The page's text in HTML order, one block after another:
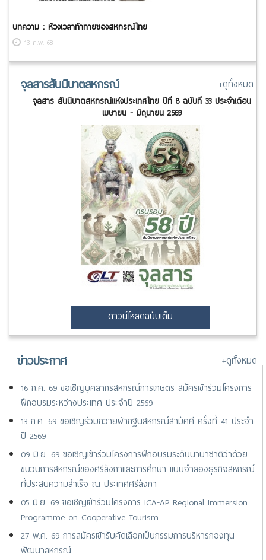
บทความ : ห้วงเวลาท้าทายของสหกรณ์ไทย
13 ก.พ. 68
จุลสารสันนิบาตสหกรณ์ +ดูทั้งหมด
จุลสาร สันนิบาตสหกรณ์แห่งประเทศไทย ปีที่ 8 ฉบับที่ 33 ประจำเดือน
เมษายน - มิถุนายน 2569
ดาวน์โหลดฉบับเต็ม
ข่าวประกาศ
+ดูทั้งหมด
16 ก.ค. 69 ขอเชิญบุคลากรสหกรณ์การเกษตร สมัครเข้าร่วมโครงการ
ฝึกอบรมระหว่างประเทศ ประจำปี 2569
13 ก.ค. 69 ขอเชิญร่วมถวายผ้ากฐินสหกรณ์สามัคคี ครั้งที่ 41 ประจำ
ปี 2569
09 มิ.ย. 69 ขอเชิญเข้าร่วมโครงการฝึกอบรมระดับนานาชาติว่าด้วย
ขบวนการสหกรณ์ของศรีลังกาและการศึกษา แบบจำลองธุรกิจสหกรณ์
ที่ประสบความสำเร็จ ณ ประเทศศรีลังกา
05 มิ.ย. 69 ขอเชิญเข้าร่วมโครงการ ICA-AP Regional Immersion
Programme on Cooperative Tourism
27 พ.ค. 69 การสมัครเข้ารับคัดเลือกเป็นกรรมการบริหารกองทุน
พัฒนาสหกรณ์